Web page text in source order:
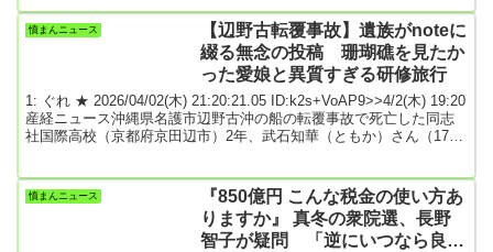
はインド、湾岸諸国、マレーシアを経由してロシアに渡航したと報
じられており、その多くは非公式または違法なルートで渡航した。
ロシアで学ぶネパール人学...
憤まんニュース
【辺野古転覆事故】遺族がnoteに
綴る無念の投稿 珊瑚礁を見たか
った愛娘と異質すぎる研修旅行
1: ぐれ ★ 2026/04/02(木) 21:20:21.05 ID:k2s+VoAP9>>4/2(木) 19:20
産経ニュース沖縄県名護市辺野古沖の船の転覆事故で死亡した同志
社国際高校（京都府京田辺市）2年、武石知華（ともか）さん（17）
などつくはずもなく、苦しんでいる」としながら、愛する娘を巡り
これ以上誤った情報・認識が広まってほしくないと投稿を重ねてい
憤まんニュース
『850億円 こんな税金の使い方あ
りますか』 真冬の衆院選、長野
智子が疑問 「逆にいつなら良い